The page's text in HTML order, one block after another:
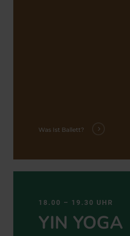
Was Ist Ballett?
18.00 – 19.30 UHR
YIN YOGA